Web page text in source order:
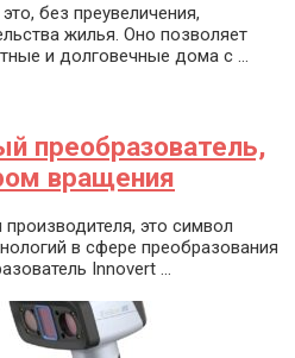
без преувеличения,
жилья. Оно позволяет
и долговечные дома с ...
преобразователь,
вращения
это символ
в сфере преобразования
Innovert ...